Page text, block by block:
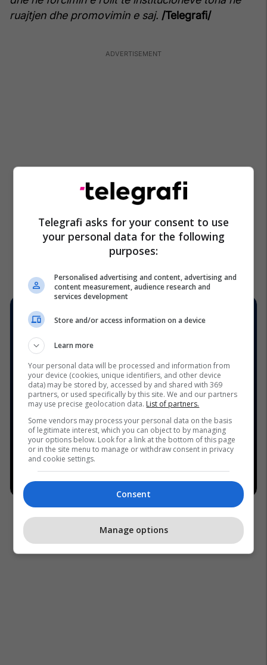
ruajtjen dhe promovimin e saj. /Telegrafi/
Telegrafi asks for your consent to use
your personal data for the following
purposes:
Personalised advertising and content, advertising and
content measurement, audience research and
services development
Store and/or access information on a device
Learn more
Your personal data will be processed and information from
your device (cookies, unique identifiers, and other device
data) may be stored by, accessed by and shared with 369
partners, or used specifically by this site. We and our partners
may use precise geolocation data. List of partners.
Some vendors may process your personal data on the basis
of legitimate interest, which you can object to by managing
your options below. Look for a link at the bottom of this page
or in the site menu to manage or withdraw consent in privacy
and cookie settings.
Consent
Manage options